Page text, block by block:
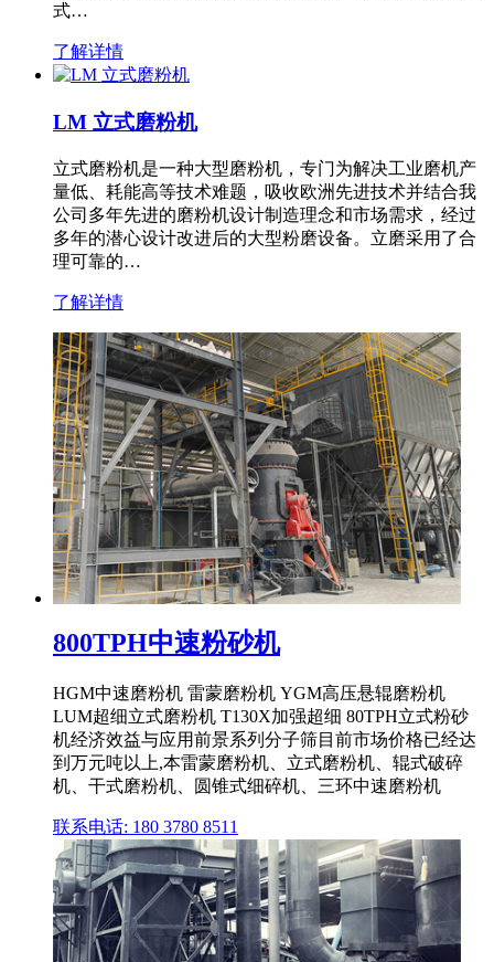
式…
了解详情
LM 立式磨粉机
立式磨粉机是一种大型磨粉机，专门为解决工业磨机产
量低、耗能高等技术难题，吸收欧洲先进技术并结合我
公司多年先进的磨粉机设计制造理念和市场需求，经过
多年的潜心设计改进后的大型粉磨设备。立磨采用了合
理可靠的…
了解详情
800TPH中速粉砂机
HGM中速磨粉机 雷蒙磨粉机 YGM高压悬辊磨粉机
LUM超细立式磨粉机 T130X加强超细 80TPH立式粉砂
机经济效益与应用前景系列分子筛目前市场价格已经达
到万元吨以上,本雷蒙磨粉机、立式磨粉机、辊式破碎
机、干式磨粉机、圆锥式细碎机、三环中速磨粉机
联系电话: 180 3780 8511